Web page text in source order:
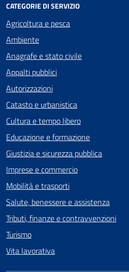
CATEGORIE DI SERVIZIO
Agricoltura e pesca
Ambiente
Anagrafe e stato civile
Appalti pubblici
Autorizzazioni
Catasto e urbanistica
Cultura e tempo libero
Educazione e formazione
Giustizia e sicurezza pubblica
Imprese e commercio
Mobilità e trasporti
Salute, benessere e assistenza
Tributi, finanze e contravvenzioni
Turismo
Vita lavorativa